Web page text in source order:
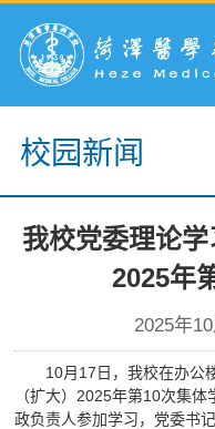
校园新闻
我校党委理论
2025年
2025年
10月17日，我校在办公
（扩大）2025年第10次集
政负责人参加学习，党委书